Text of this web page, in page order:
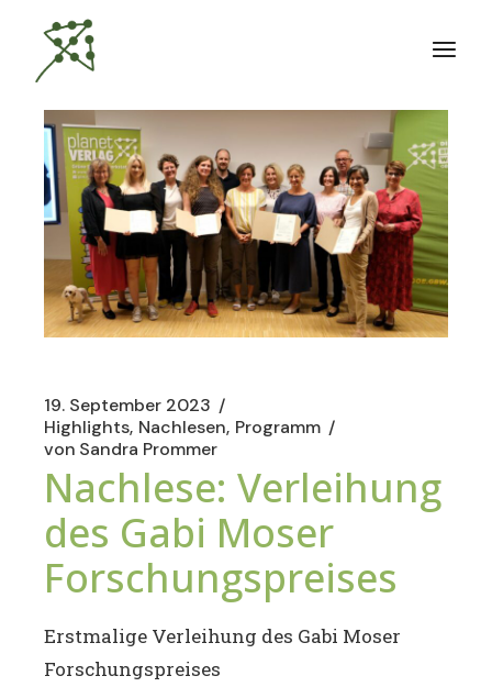
Inhalt
springen
19. September 2023
Highlights Nachlesen Programm
von Sandra Prommer
Nachlese: Verleihung
des Gabi Moser
Forschungspreises
Erstmalige Verleihung des Gabi Moser
Forschungspreises